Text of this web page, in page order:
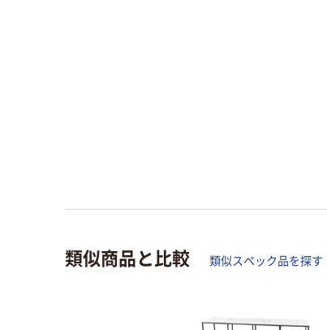
類似商品と比較 類似スペック品を探す